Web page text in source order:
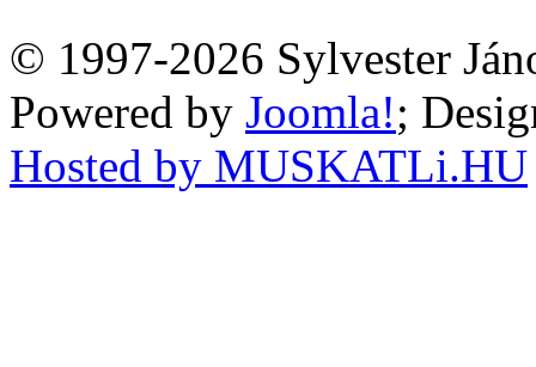
© 1997-2026 Sylvester
Powered by Joomla!;
Hosted by MUSKATLi.HU